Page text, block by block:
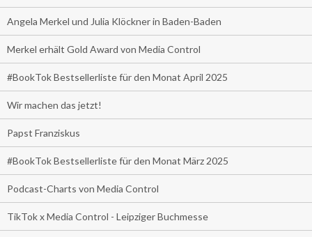
Angela Merkel und Julia Klöckner in Baden-Baden
Merkel erhält Gold Award von Media Control
#BookTok Bestsellerliste für den Monat April 2025
Wir machen das jetzt!
Papst Franziskus
#BookTok Bestsellerliste für den Monat März 2025
Podcast-Charts von Media Control
TikTok x Media Control - Leipziger Buchmesse